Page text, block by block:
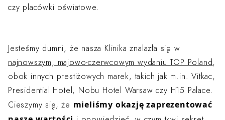
czy placówki oświatowe.
Jesteśmy dumni, że nasza Klinika znalazła się w
najnowszym, majowo-czerwcowym wydaniu TOP Poland,
obok innych prestiżowych marek, takich jak m.in. Vitkac,
Presidential Hotel, Nobu Hotel Warsaw czy H15 Palace.
Cieszymy się, że mieliśmy okazję zaprezentować